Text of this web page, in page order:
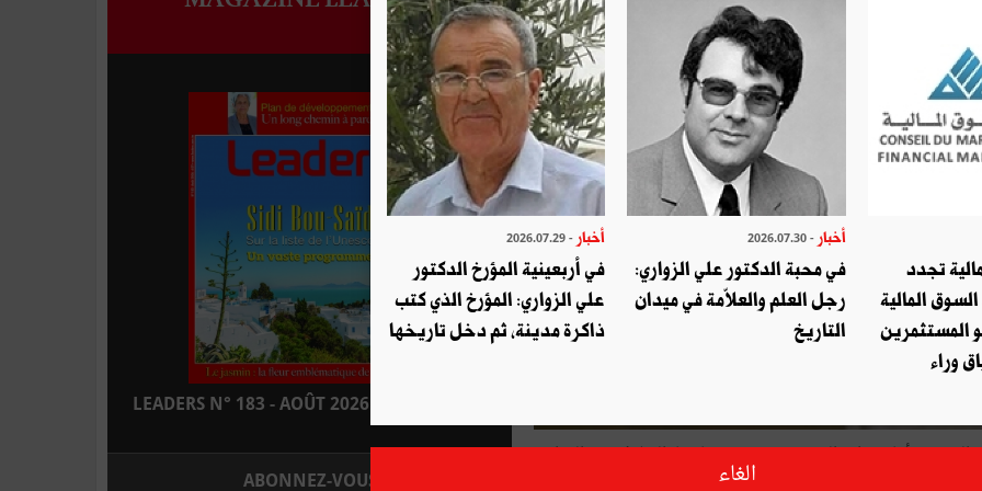
مئات الأطبّاء الداخليين والمقيمين أمام وزارة الصحّة. وحسب مصادرنا، الخلاف بين الوزارة
LEADERS N° 183 - AOÛT 2026 : EN KIOSQUE
ABONNEZ-VOUS
تجدد
المالية
المستثمرين
وراء
أخبار - 2026.07.30
في محبة الدكتور علي الزواري:
رجل العلم والعلاّمة في ميدان
التاريخ
أخبار - 2026.07.29
في أربعينية المؤرخ الدكتور
علي الزواري: المؤرخ الذي كتب
ذاكرة مدينة، ثم دخل تاريخها
الغاء